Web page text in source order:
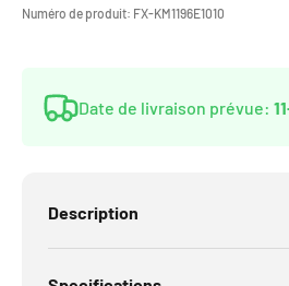
Numéro de produit: FX-KM1196E1010
Date de livraison prévue:
Description